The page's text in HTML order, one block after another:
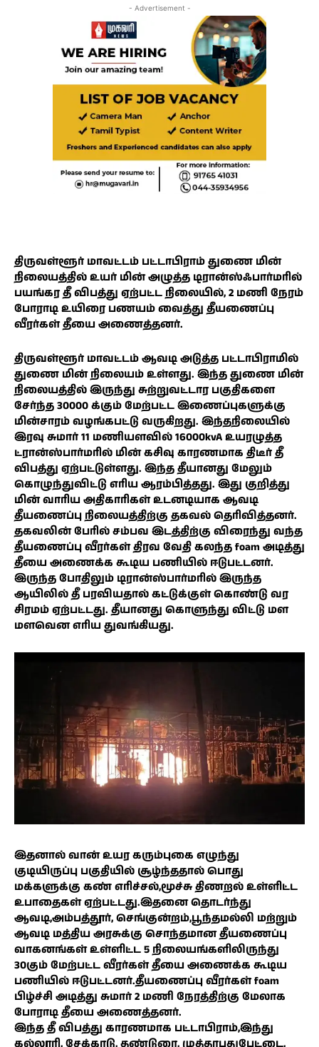
- Advertisement -
திருவள்ளூர் மாவட்டம் பட்டாபிராம் துணை மின்
நிலையத்தில் உயர் மின் அழுத்த டிரான்ஸ்ஃபார்மரில்
பயங்கர தீ விபத்து ஏற்பட்ட நிலையில், 2 மணி நேரம்
போராடி உயிரை பணயம் வைத்து தீயணைப்பு
வீரர்கள் தீயை அணைத்தனர்.
திருவள்ளூர் மாவட்டம் ஆவடி அடுத்த பட்டாபிராமில்
துணை மின் நிலையம் உள்ளது. இந்த துணை மின்
நிலையத்தில் இருந்து சுற்றுவட்டார பகுதிகளை
சேர்ந்த 30000 க்கும் மேற்பட்ட இணைப்புகளுக்கு
மின்சாரம் வழங்கபட்டு வருகிறது. இந்தநிலையில்
இரவு சுமார் 11 மணியளவில் 16000kvA உயரழுத்த
ட்ரான்ஸ்பார்மரில் மின் கசிவு காரணமாக திடீர் தீ
விபத்து ஏற்பட்டுள்ளது. இந்த தீயானது மேலும்
கொழுந்துவிட்டு எரிய ஆரம்பித்தது. இது குறித்து
மின் வாரிய அதிகாரிகள் உடனடியாக ஆவடி
தீயணைப்பு நிலையத்திற்கு தகவல் தெரிவித்தனர்.
தகவலின் பேரில் சம்பவ இடத்திற்கு விரைந்து வந்த
தீயணைப்பு வீரர்கள் திரவ வேதி கலந்த foam அடித்து
தீயை அணைக்க கூடிய பணியில் ஈடுபட்டனர்.
இருந்த போதிலும் டிரான்ஸ்பார்மரில் இருந்த
ஆயிலில் தீ பரவியதால் கட்டுக்குள் கொண்டு வர
சிரமம் ஏற்பட்டது. தீயானது கொளுந்து விட்டு மள
மளவென எரிய துவங்கியது.
இதனால் வான் உயர கரும்புகை எழுந்து
குடியிருப்பு பகுதியில் சூழ்ந்ததால் பொது
மக்களுக்கு கண் எரிச்சல்,மூச்சு திணறல் உள்ளிட்ட
உபாதைகள் ஏற்பட்டது.இதனை தொடர்ந்து
ஆவடி,அம்பத்தூர், செங்குன்றம்,பூந்தமல்லி மற்றும்
ஆவடி மத்திய அரசுக்கு சொந்தமான தீயணைப்பு
வாகனங்கள் உள்ளிட்ட 5 நிலையங்களிலிருந்து
30கும் மேற்பட்ட வீரர்கள் தீயை அணைக்க கூடிய
பணியில் ஈடுபட்டனர்.தீயணைப்பு வீரர்கள் foam
பிழ்ச்சி அடித்து சுமார் 2 மணி நேரத்திற்கு மேலாக
போராடி தீயை அணைத்தனர்.
இந்த தீ விபத்து காரணமாக பட்டாபிராம்,இந்து
கல்லூரி, சேக்காடு, தண்டுரை, முத்தாபுதுபேட்டை,